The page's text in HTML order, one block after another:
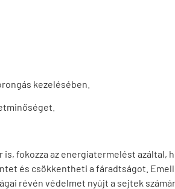
kezelésében.
fokozza az energiatermelést azáltal,
és csökkentheti a fáradtságot.
révén védelmet nyújt a sejtek